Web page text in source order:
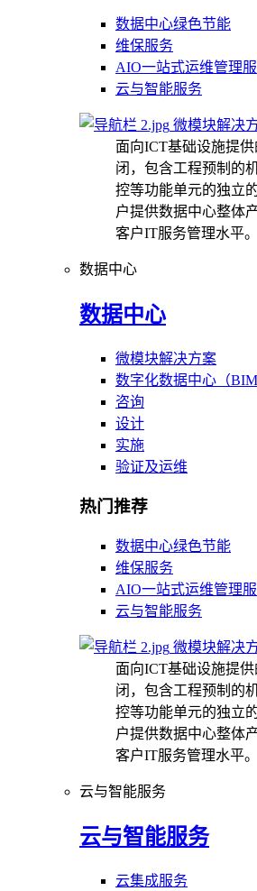
数据中心绿色节能
维保服务
AIO一站式运维管理
云与智能服务
微模块解决
面向ICT基础设施提
闭，包含工程预制的
控等功能单元的独立
户提供数据中心整体
客户IT服务管理水平。
数据中心
数据中心
微模块解决方案
数字化数据中心（BIM
咨询
设计
实施
验证及运维
热门推荐
数据中心绿色节能
维保服务
AIO一站式运维管理
云与智能服务
微模块解决
面向ICT基础设施提
闭，包含工程预制的
控等功能单元的独立
户提供数据中心整体
客户IT服务管理水平。
云与智能服务
云与智能服务
云集成服务